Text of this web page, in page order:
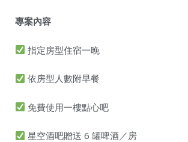
專案內容
指定房型住宿一晚
依房型人數附早餐
免費使用一樓點心吧
星空酒吧贈送 6 罐啤酒／房